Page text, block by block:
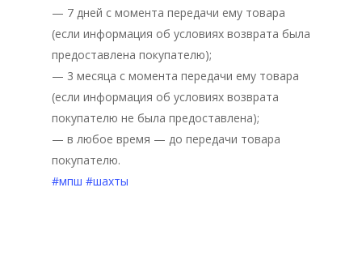
— 7 дней с момента передачи ему товара
(если информация об условиях возврата была
предоставлена покупателю);
— 3 месяца с момента передачи ему товара
(если информация об условиях возврата
покупателю не была предоставлена);
— в любое время — до передачи товара
покупателю.
#мпш #шахты
Главная
Депутаты
История